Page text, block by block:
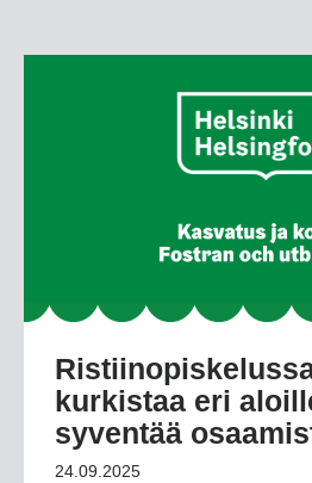
kurkistaa eri
syventää
24.09.2025